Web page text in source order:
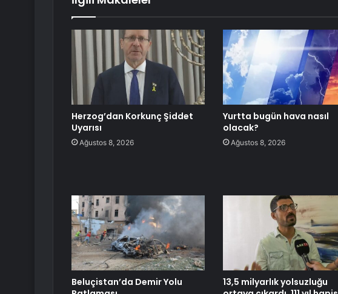
Herzog’dan Korkunç Şiddet
Uyarısı
Ağustos 8, 2026
Yurtta bugün hava nasıl
olacak?
Ağustos 8, 2026
Beluçistan’da Demir Yolu
13,5 milyarlık yolsuzluğu